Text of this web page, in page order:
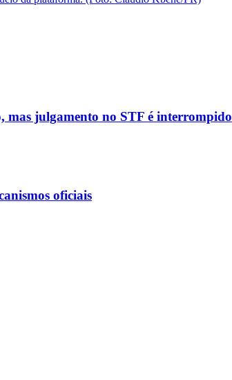
mas julgamento no STF é interrompido
oficiais